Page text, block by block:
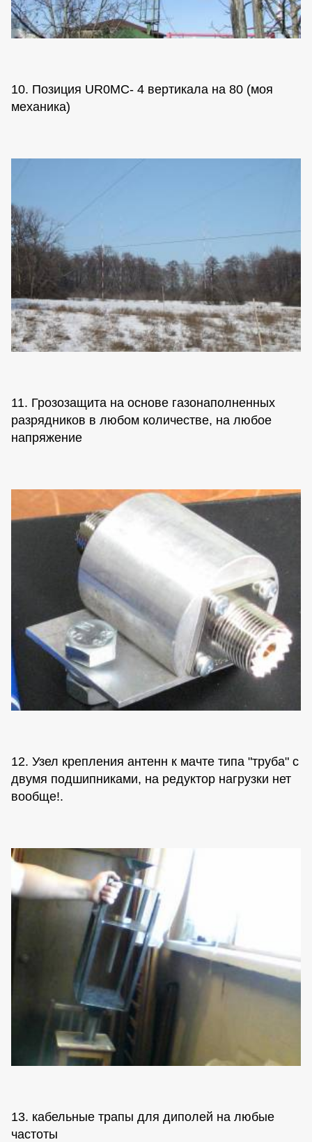
10. Позиция UR0MC- 4 вертикала на 80 (моя
механика)
11. Грозозащита на основе газонаполненных
разрядников в любом количестве, на любое
напряжение
12. Узел крепления антенн к мачте типа "труба" с
двумя подшипниками, на редуктор нагрузки нет
вообще!.
13. кабельные трапы для диполей на любые
частоты